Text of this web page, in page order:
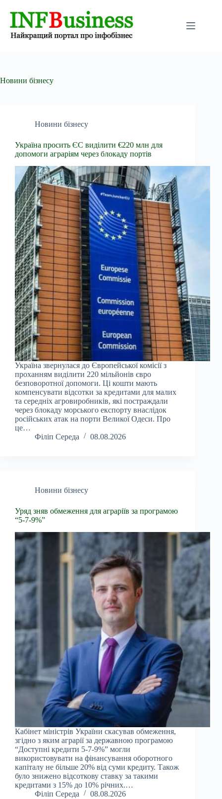
Новини бізнесу
Новини бізнесу
Україна просить ЄС виділити €220 млн для
допомоги аграріям через блокаду портів
Україна звернулася до Європейської комісії з
проханням виділити 220 мільйонів євро
безповоротної допомоги. Ці кошти мають
компенсувати відсотки за кредитами для малих
та середніх агровиробників, які постраждали
через блокаду морського експорту внаслідок
російських атак на порти Великої Одеси. Про
це…
Філіп Середа
08.08.2026
Новини бізнесу
Уряд зняв обмеження для аграріїв за програмою
“5-7-9%”
Кабінет міністрів України скасував обмеження,
згідно з яким аграрії за державною програмою
“Доступні кредити 5-7-9%” могли
використовувати на фінансування оборотного
капіталу не більше 20% від суми кредиту. Також
було знижено відсоткову ставку за такими
кредитами з 15% до 10% річних.…
Філіп Середа
08.08.2026